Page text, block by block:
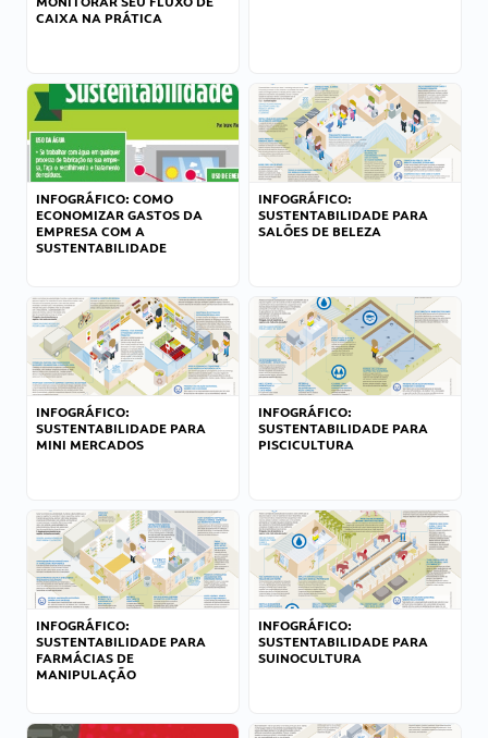
CAIXA NA PRÁTICA
INFOGRÁFICO: COMO
ECONOMIZAR GASTOS DA
EMPRESA COM A
SUSTENTABILIDADE
INFOGRÁFICO:
SUSTENTABILIDADE PARA
SALÕES DE BELEZA
INFOGRÁFICO:
SUSTENTABILIDADE PARA
MINI MERCADOS
INFOGRÁFICO:
SUSTENTABILIDADE PARA
PISCICULTURA
INFOGRÁFICO:
SUSTENTABILIDADE PARA
FARMÁCIAS DE
MANIPULAÇÃO
INFOGRÁFICO:
SUSTENTABILIDADE PARA
SUINOCULTURA